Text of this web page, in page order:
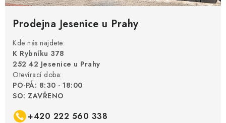
Prodejna Jesenice u Prahy
Kde nás najdete:
K Rybníku 378
252 42 Jesenice u Prahy
Otevírací doba:
PO-PÁ: 8:30 - 18:00
SO: ZAVŘENO
+420 222 560 338